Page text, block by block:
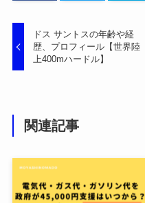
ドス サントスの年齢や経
歴、プロフィール【世界陸
上400mハードル】
関連記事